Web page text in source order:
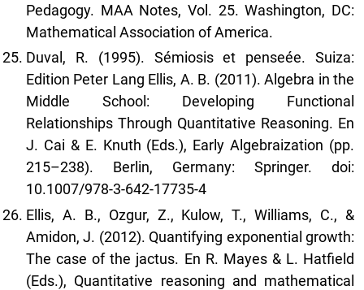
Pedagogy. MAA Notes, Vol. 25. Washington, DC:
Mathematical Association of America.
Duval, R. (1995). Sémiosis et penseée. Suiza:
Edition Peter Lang Ellis, A. B. (2011). Algebra in the
Middle School: Developing Functional
Relationships Through Quantitative Reasoning. En
J. Cai & E. Knuth (Eds.), Early Algebraization (pp.
215–238). Berlin, Germany: Springer. doi:
10.1007/978-3-642-17735-4
Ellis, A. B., Ozgur, Z., Kulow, T., Williams, C., &
Amidon, J. (2012). Quantifying exponential growth:
The case of the jactus. En R. Mayes & L. Hatfield
(Eds.), Quantitative reasoning and mathematical